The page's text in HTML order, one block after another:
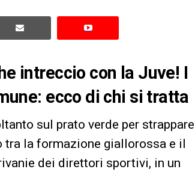
intreccio con la Juve! I
ecco di chi si tratta
sul prato verde per strappare
tra la formazione giallorossa e il
dei direttori sportivi, in un